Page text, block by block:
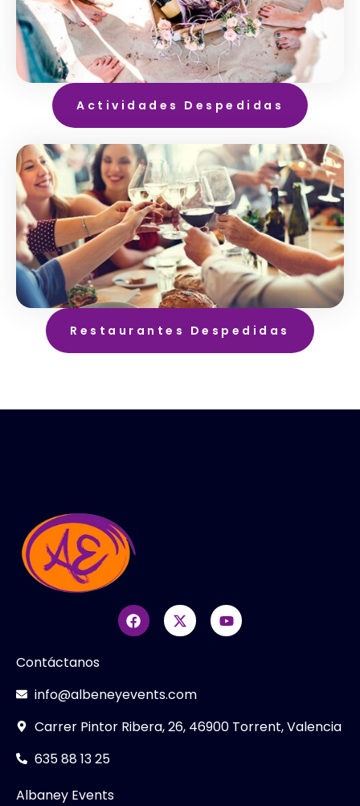
Actividades Despedidas
Restaurantes Despedidas
Contáctanos
info@albeneyevents.com
Carrer Pintor Ribera, 26, 46900 Torrent, Valencia
635 88 13 25
Albaney Events